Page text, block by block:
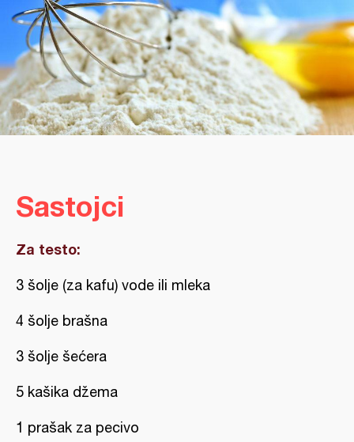
Sastojci
Za testo:
3 šolje (za kafu) vode ili mleka
4 šolje brašna
3 šolje šećera
5 kašika džema
1 prašak za pecivo